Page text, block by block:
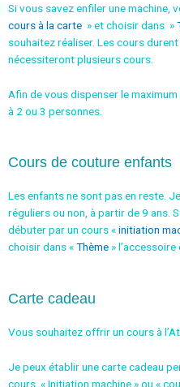
Si vous savez enfiler une machine,
cours à la carte » et choisir dans »
souhaitez réaliser. Les cours durent
nécessiteront plusieurs cours.
Afin de vous dispenser le
à 2 ou 3 personnes.
Cours de couture enfants
Les enfants ne sont pas en reste.
réguliers ou non, à partir de 9 ans.
débuter par un cours «initiation
choisir dans «Thème »
Carte cadeau
Vous souhaitez offrir un cours à
Je peux établir une carte cadeau
cours, « Initiation machine » ou «